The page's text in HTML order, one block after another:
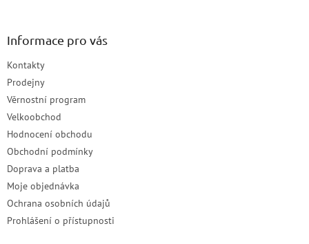
Informace pro vás
Kontakty
Prodejny
Věrnostní program
Velkoobchod
Hodnocení obchodu
Obchodní podmínky
Doprava a platba
Moje objednávka
Ochrana osobních údajů
Prohlášení o přístupnosti